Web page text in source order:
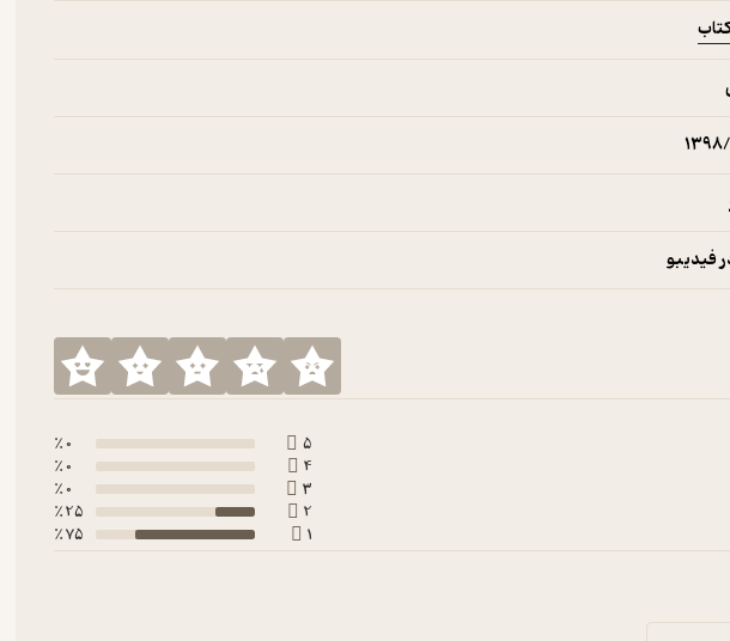
۰۷
فیدیبو
5
0 ٪
4
0 ٪
3
0 ٪
2
25 ٪
1
75 ٪